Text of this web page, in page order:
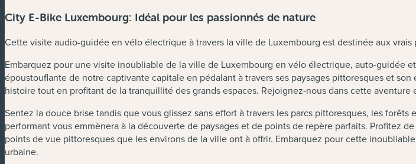
City E-Bike Luxembourg: Idéal pour les passionnés de nature
Cette visite audio-guidée en vélo électrique à travers la ville de Luxembourg est destinée aux vrais
Embarquez pour une visite inoubliable de la ville de Luxembourg en vélo électrique, auto-guidée
époustouflante de notre captivante capitale en pédalant à travers ses paysages pittoresques et
histoire tout en profitant de la tranquillité des grands espaces. Rejoignez-nous dans cette
Sentez la douce brise tandis que vous glissez sans effort à travers les parcs pittoresques, les
performant vous emmènera à la découverte de paysages et de points de repère parfaits. Profitez
points de vue pittoresques que les environs de la ville ont à offrir. Embarquez pour cette
urbaine.